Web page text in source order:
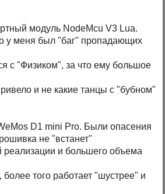
модуль NodeMcu V3 Lua.
у меня был "баг" пропадающих
с "Физиком", за что ему большое
и не какие танцы с "бубном"
D1 mini Pro. Были опасения
не "встанет"
реализации и большего объема
того работает "шустрее" и